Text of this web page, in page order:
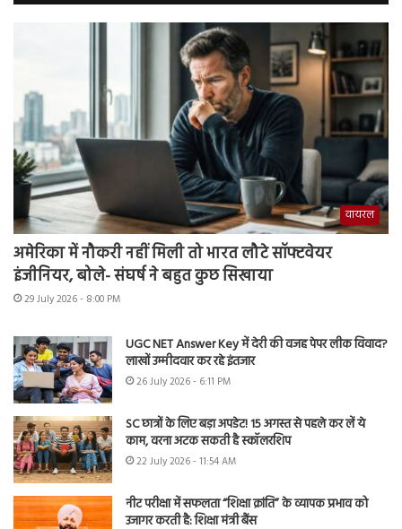
वायरल
अमेरिका में नौकरी नहीं मिली तो भारत लौटे सॉफ्टवेयर
इंजीनियर, बोले- संघर्ष ने बहुत कुछ सिखाया
29 July 2026 - 8:00 PM
UGC NET Answer Key में देरी की वजह पेपर लीक विवाद?
लाखों उम्मीदवार कर रहे इंतजार
26 July 2026 - 6:11 PM
SC छात्रों के लिए बड़ा अपडेट! 15 अगस्त से पहले कर लें ये
काम, वरना अटक सकती है स्कॉलरशिप
22 July 2026 - 11:54 AM
नीट परीक्षा में सफलता “शिक्षा क्रांति” के व्यापक प्रभाव को
उजागर करती है: शिक्षा मंत्री बैंस